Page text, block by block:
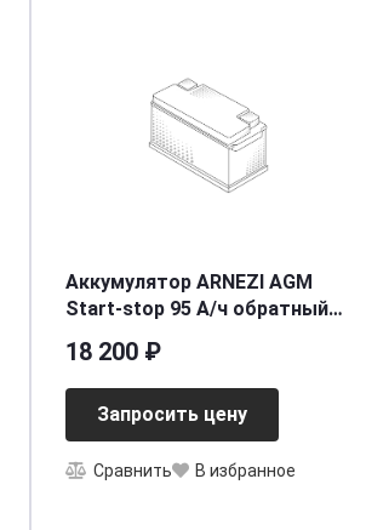
Аккумулятор ARNEZI AGM
Start-stop 95 А/ч обратный
18 200 ₽
Запросить цену
Сравнить В избранное